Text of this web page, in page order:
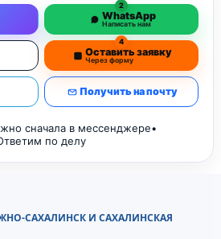
2
WhatsApp
Написать нам
4
Оставить заявку
Через форму
Получить на почту
сначала в мессенджере•
по делу
САХАЛИНСК И САХАЛИНСКАЯ